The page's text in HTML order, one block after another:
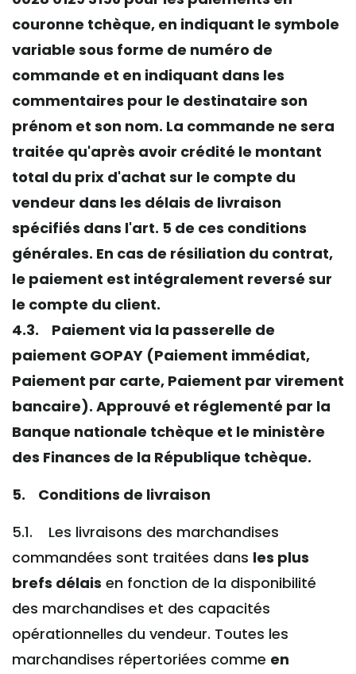
couronne tchèque, en indiquant le symbole
variable sous forme de numéro de
commande et en indiquant dans les
commentaires pour le destinataire son
prénom et son nom. La commande ne sera
traitée qu'après avoir crédité le montant
total du prix d'achat sur le compte du
vendeur dans les délais de livraison
spécifiés dans l'art. 5 de ces conditions
générales. En cas de résiliation du contrat,
le paiement est intégralement reversé sur
le compte du client.
4.3. Paiement via la passerelle de
paiement GOPAY (Paiement immédiat,
Paiement par carte, Paiement par virement
bancaire). Approuvé et réglementé par la
Banque nationale tchèque et le ministère
des Finances de la République tchèque.
5. Conditions de livraison
5.1. Les livraisons des marchandises
commandées sont traitées dans les plus
brefs délais en fonction de la disponibilité
des marchandises et des capacités
opérationnelles du vendeur. Toutes les
marchandises répertoriées comme en